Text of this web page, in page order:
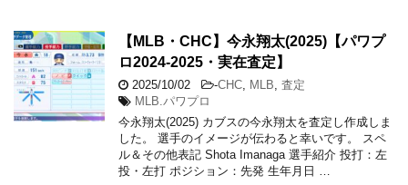
【MLB・CHC】今永翔太(2025)【パワプ
ロ2024-2025・実在査定】
2025/10/02 -CHC MLB 査定
MLB.パワプロ
今永翔太(2025) カブスの今永翔太を査定し作成しま
した。 選手のイメージが伝わると幸いです。 スペ
ル＆その他表記 Shota Imanaga 選手紹介 投打：左
投・左打 ポジション：先発 生年月日 …